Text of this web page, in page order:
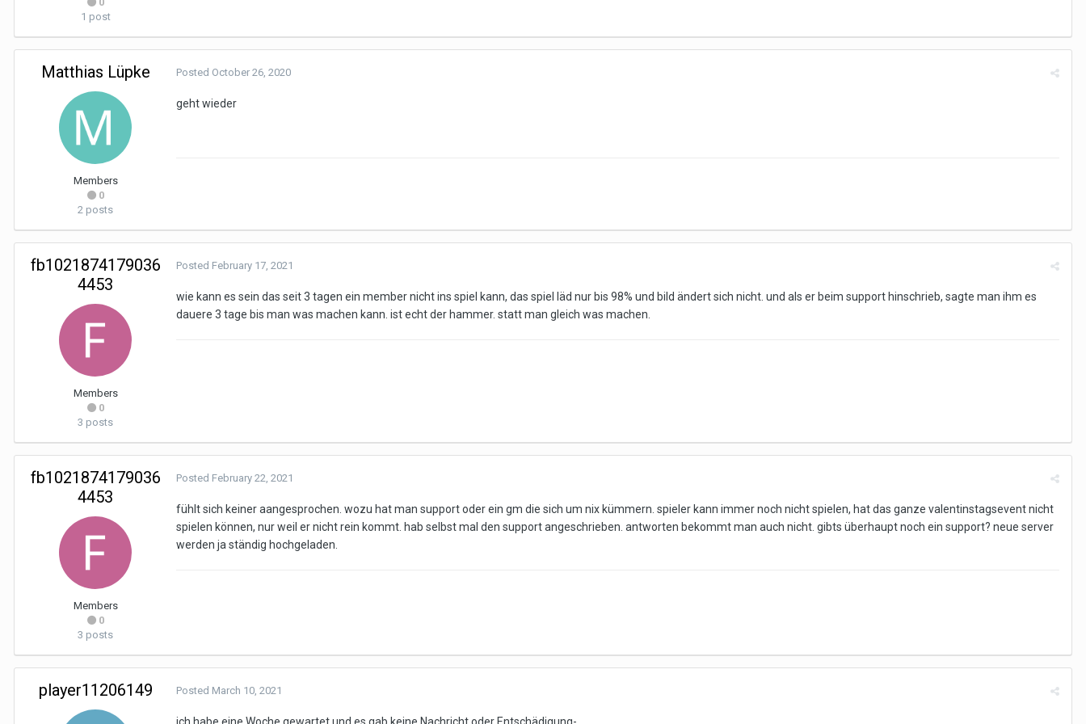
1 post
Matthias Lüpke
Members
0
2 posts
Posted October 26, 2020
geht wieder
fb1021874179036
4453
Members
0
3 posts
Posted February 17, 2021
wie kann es sein das seit 3 tagen ein member nicht ins spiel kann, das spiel läd nur bis 98% und bild ändert sich nicht. und als er beim support hinschrieb, sagte man ihm es
dauere 3 tage bis man was machen kann. ist echt der hammer. statt man gleich was machen.
fb1021874179036
4453
Members
0
3 posts
Posted February 22, 2021
fühlt sich keiner aangesprochen. wozu hat man support oder ein gm die sich um nix kümmern. spieler kann immer noch nicht spielen, hat das ganze valentinstagsevent nicht
spielen können, nur weil er nicht rein kommt. hab selbst mal den support angeschrieben. antworten bekommt man auch nicht. gibts überhaupt noch ein support? neue server
werden ja ständig hochgeladen.
player11206149 Posted March 10, 2021